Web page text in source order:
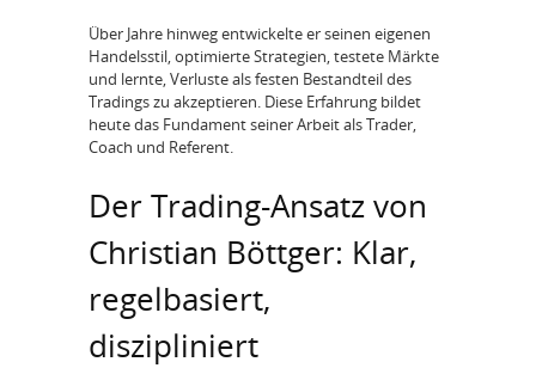
Über Jahre hinweg entwickelte er seinen eigenen
Handelsstil, optimierte Strategien, testete Märkte
und lernte, Verluste als festen Bestandteil des
Tradings zu akzeptieren. Diese Erfahrung bildet
heute das Fundament seiner Arbeit als Trader,
Coach und Referent.
Der Trading-Ansatz von
Christian Böttger: Klar,
regelbasiert,
diszipliniert